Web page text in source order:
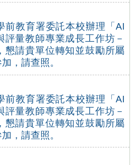
前教育署委託本校辦理「AI
評量教師專業成長工作坊－
懇請貴單位轉知並鼓勵所屬
，請查照。
前教育署委託本校辦理「AI
評量教師專業成長工作坊－
懇請貴單位轉知並鼓勵所屬
，請查照。